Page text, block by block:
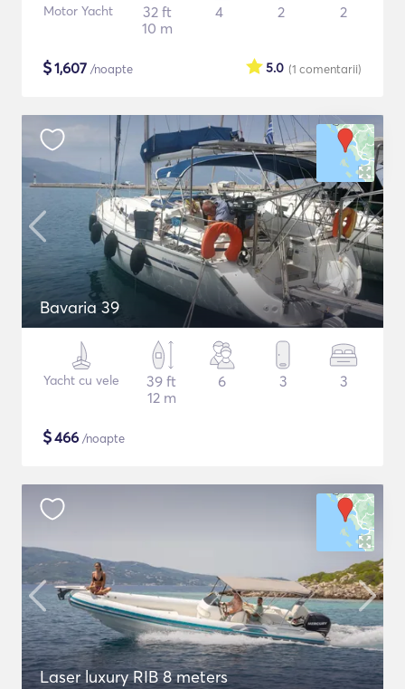
Motor Yacht
32 ft
10 m
4 2 2
$1,607 /noapte (1 comentarii)
5.0
Bavaria 39
Yacht cu vele
39 ft
12 m
6 3 3
$466 /noapte
Laser luxury RIB 8 meters